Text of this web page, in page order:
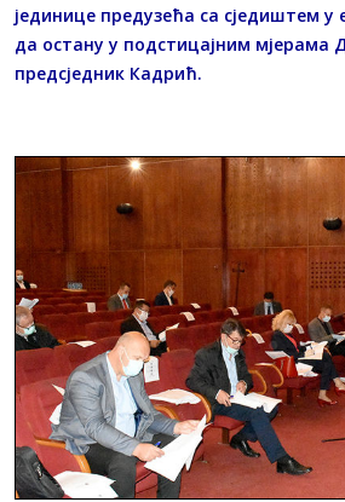
јединице предузећа са сједиштем
да остану у подстицајним мјерама
предсједник Кадрић.